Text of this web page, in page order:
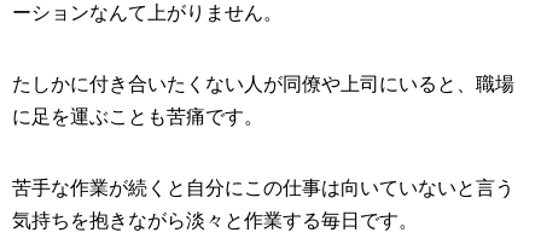
ーションなんて上がりません。
たしかに付き合いたくない人が同僚や上司にいると、職場
に足を運ぶことも苦痛です。
苦手な作業が続くと自分にこの仕事は向いていないと言う
気持ちを抱きながら淡々と作業する毎日です。